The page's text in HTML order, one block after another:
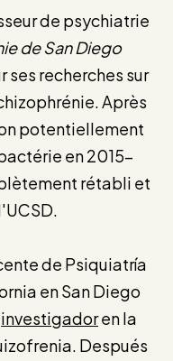
de psychiatrie
de San Diego
ses recherches sur
Après
potentiellement
en 2015–
rétabli et
de Psiquiatría
en San Diego
investigadoren la
Después